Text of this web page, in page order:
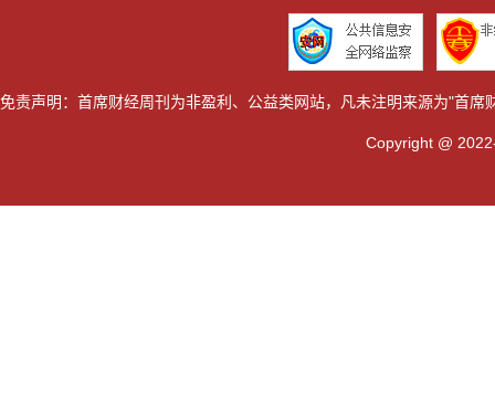
免责声明：首席财经周刊为非盈利、公益类网站，凡未注明来源为"首
Copyright @